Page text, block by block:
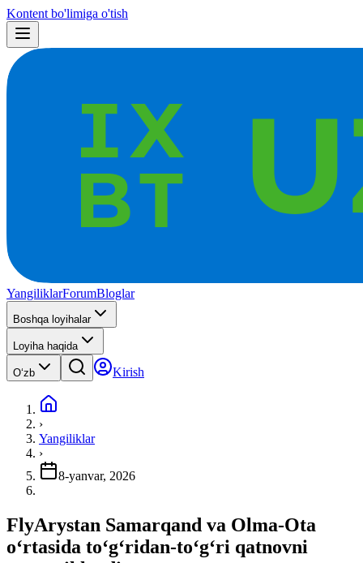
Kontent bo'limiga o'tish
YangiliklarForumBloglar
Boshqa loyihalar
Loyiha haqida
Oʻzb Kirish
›
Yangiliklar
›
8-yanvar, 2026
FlyArystan Samarqand va Olma-Ota
oʻrtasida toʻgʻridan-toʻgʻri qatnovni